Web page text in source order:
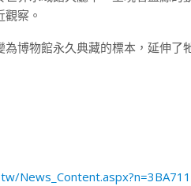
察。
博物館永久典藏的標本，延伸了